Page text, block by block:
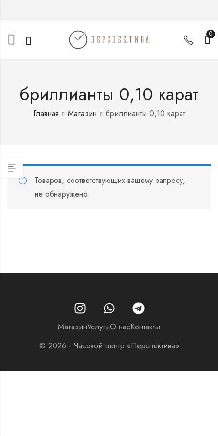
0
бриллианты 0,10 карат
Главная Магазин бриллианты 0,10 карат
Товаров, соответствующих вашему запросу,
не обнаружено.
МагазинУслугиО насКонтакты
© 2026 - Часовой центр «Перспектива»